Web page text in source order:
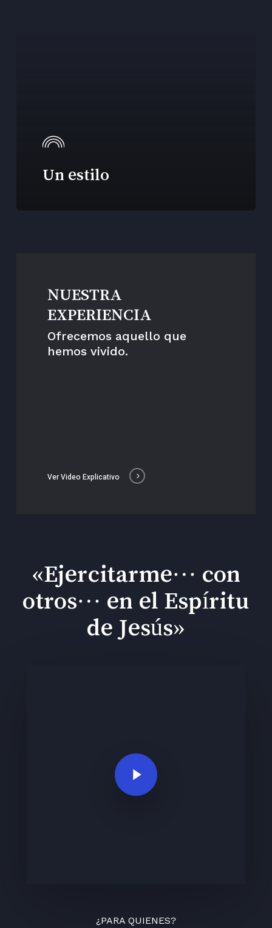
Un estilo
NUESTRA
EXPERIENCIA
Ofrecemos aquello que
hemos vivido.
Ver Video Explicativo
«Ejercitarme… con
otros… en el Espíritu
de Jesús»
Play Video
¿PARA QUIENES?